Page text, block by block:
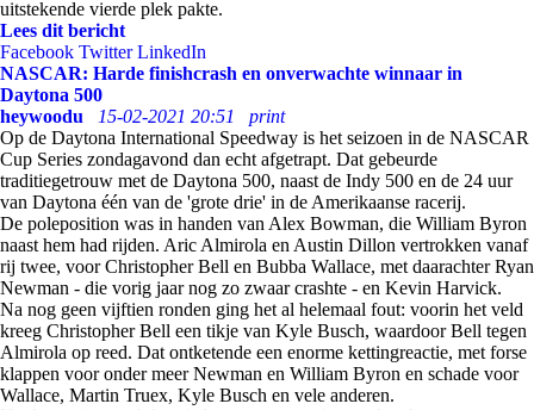
uitstekende vierde plek pakte.
Lees dit bericht
Facebook Twitter LinkedIn
NASCAR: Harde finishcrash en onverwachte winnaar in
Daytona 500
heywoodu
15-02-2021 20:51
print
Op de Daytona International Speedway is het seizoen in de NASCAR
Cup Series zondagavond dan echt afgetrapt. Dat gebeurde
traditiegetrouw met de Daytona 500, naast de Indy 500 en de 24 uur
van Daytona één van de 'grote drie' in de Amerikaanse racerij.
De poleposition was in handen van Alex Bowman, die William Byron
naast hem had rijden. Aric Almirola en Austin Dillon vertrokken vanaf
rij twee, voor Christopher Bell en Bubba Wallace, met daarachter Ryan
Newman - die vorig jaar nog zo zwaar crashte - en Kevin Harvick.
Na nog geen vijftien ronden ging het al helemaal fout: voorin het veld
kreeg Christopher Bell een tikje van Kyle Busch, waardoor Bell tegen
Almirola op reed. Dat ontketende een enorme kettingreactie, met forse
klappen voor onder meer Newman en William Byron en schade voor
Wallace, Martin Truex, Kyle Busch en vele anderen.